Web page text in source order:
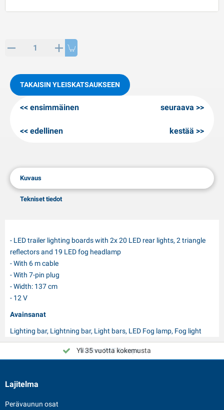
artikkeleita
TAKAISIN YLEISKATSAUKSEEN
ensimmäinen
edellinen
seuraava
kestää
Kuvaus
Tekniset tiedot
- LED trailer lighting boards with 2x 20 LED rear lights, 2 triangle
reflectors and 19 LED fog headlamp
- With 6 m cable
- With 7-pin plug
- Width: 137 cm
- 12 V
Avainsanat
Lighting bar, Lightning bar, Light bars, LED Fog lamp, Fog light
Valitse PAT Europe
Yli 35 vuotta kokemusta
Lajitelma
Perävaunun osat